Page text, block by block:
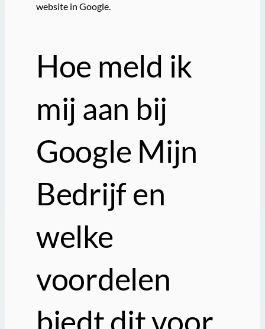
website in Google.
Hoe meld ik
mij aan bij
Google Mijn
Bedrijf en
welke
voordelen
biedt dit voor